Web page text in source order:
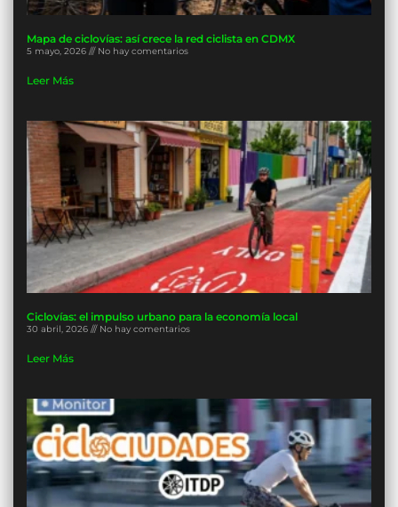
Mapa de ciclovías: así crece la red ciclista en CDMX
5 mayo, 2026 No hay comentarios
Leer Más
Ciclovías: el impulso urbano para la economía local
30 abril, 2026 No hay comentarios
Leer Más